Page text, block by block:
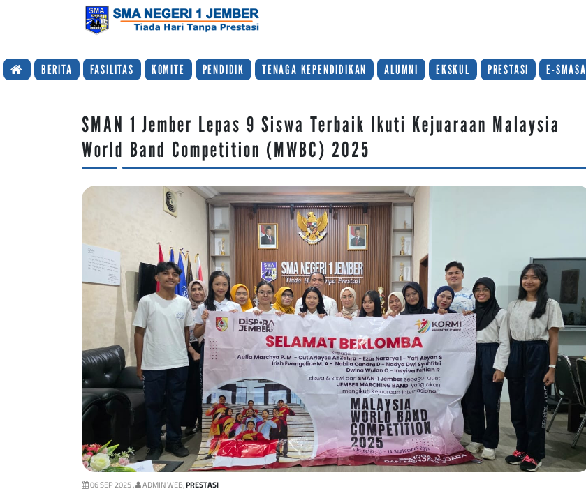
BERITA
FASILITAS KOMITE PENDIDIK TENAGA KEPENDIDIKAN ALUMNI EKSKUL PRESTASI E-SMASA
SMAN 1 Jember Lepas 9 Siswa Terbaik Ikuti Kejuaraan Malaysia
World Band Competition (MWBC) 2025
06 SEP 2025 , ADMIN WEB,PRESTASI